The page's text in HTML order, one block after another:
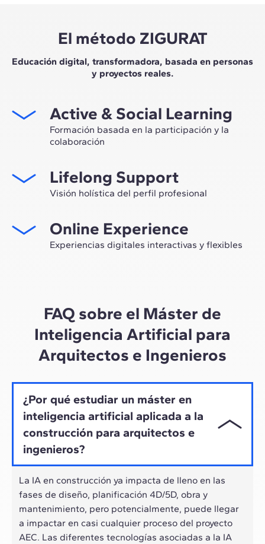
El método ZIGURAT
Educación digital, transformadora, basada en personas
y proyectos reales.
Active & Social Learning
Formación basada en la participación y la
colaboración
network profesional, sino tener la ocasión única de
participar en grupos de trabajo seleccionados,
asesorados por el expertise de nuestros profesores,
construcción.
Lifelong Support
Visión holística del perfil profesional
Máster, te acompañamos para tener una visión crítica y
360º de tu futuro como experto en el sector.
Online Experience
Experiencias digitales interactivas y flexibles
ritmo híbrido de los profesionales actuales.
FAQ sobre el Máster de
Inteligencia Artificial para
Arquitectos e Ingenieros
¿Por qué estudiar un máster en
inteligencia artificial aplicada a la
construcción para arquitectos e
ingenieros?
La IA en construcción ya impacta de lleno en las
fases de diseño, planificación 4D/5D, obra y
mantenimiento, pero potencialmente, puede llegar
a impactar en casi cualquier proceso del proyecto
AEC. Las diferentes tecnologías asociadas a la IA